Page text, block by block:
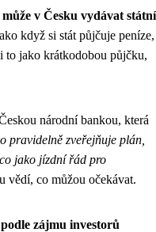
v Česku vydávat státní
když si stát půjčuje peníze,
to jako krátkodobou půjčku,
národní bankou, která
pravidelně zveřejňuje plán,
jako jízdní řád pro
vědí, co můžou očekávat.
zájmu investorů